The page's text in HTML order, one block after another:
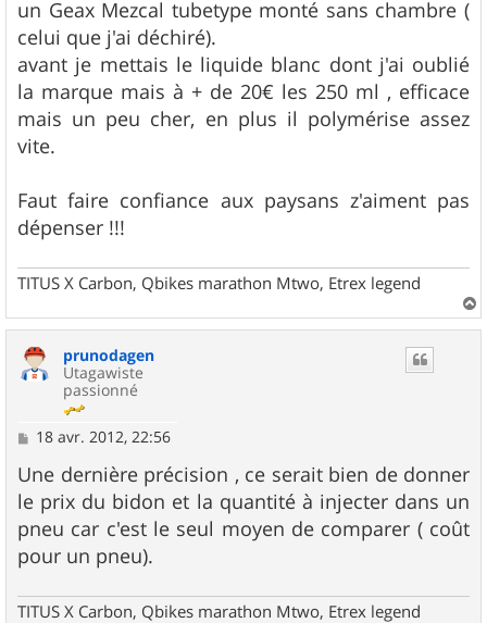
un Geax Mezcal tubetype monté sans chambre (
celui que j'ai déchiré).
avant je mettais le liquide blanc dont j'ai oublié
la marque mais à + de 20€ les 250 ml , efficace
mais un peu cher, en plus il polymérise assez
vite.
Faut faire confiance aux paysans z'aiment pas
dépenser !!!
TITUS X Carbon, Qbikes marathon Mtwo, Etrex legend
a
prunodagen
Utagawiste
passionné
M
s
s
a
g
e
18 avr. 2012, 22:56
Une dernière précision , ce serait bien de donner
le prix du bidon et la quantité à injecter dans un
pneu car c'est le seul moyen de comparer ( coût
pour un pneu).
TITUS X Carbon, Qbikes marathon Mtwo, Etrex legend